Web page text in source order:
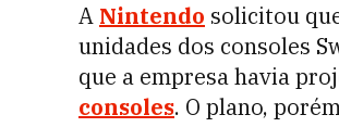
A Nintendo solicitou
unidades dos consoles
que a empresa havia
consoles. O plano,